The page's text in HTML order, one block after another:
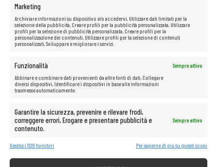
Marketing
Archiviare informazioni su dispositivo e/o accedervi, Utilizzare dati limitati per la
selezione della pubblicità, Creare profili per la pubblicità personalizzata, Utilizzare
profili per la selezione di pubblicità personalizzata, Creare profili per la
personalizzazione dei contenuti, Utilizzare profili per la selezione di contenuti
personalizzati, Sviluppare e migliorare i servizi.
Funzionalità
Sempre attivo
Abbinare e combinare dati provenienti da altre fonti di dati, Collegare
diversi dispositivi, Identificare i dispositivi in base alle informazioni
trasmesse automaticamente.
Garantire la sicurezza, prevenire e rilevare frodi,
correggere errori, Erogare e presentare pubblicità e
contenuto.
Sempre attivo
Gestisci 1129 fornitori Per saperne di più su questi scopi